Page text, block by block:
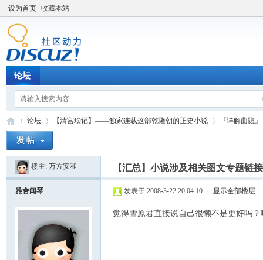
设为首页 收藏本站
论坛
»
论坛
›
【清宫琐记】——独家连载这部乾隆朝的正史小说
›
『详解曲隐』
楼主: 万方安和 【汇总】小说涉及相关图文专题链
雅舍闻琴 发表于 2008-3-22 20:04:10 显示全部楼层
觉得雪原君直接说自己很懒不是更好吗？